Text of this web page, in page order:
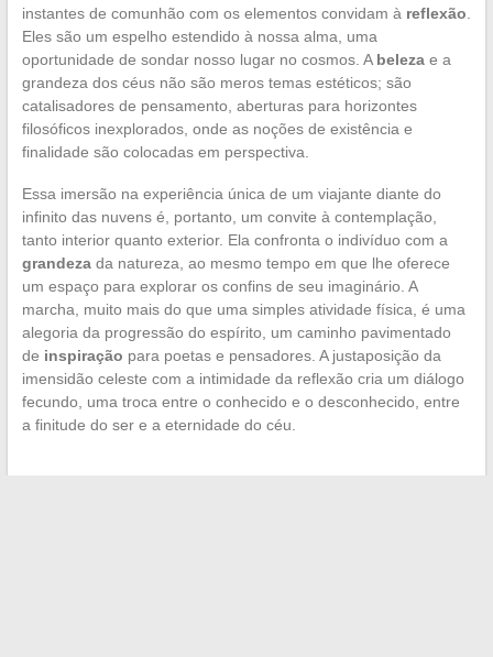
instantes de comunhão com os elementos convidam à reflexão
Eles são um espelho estendido à nossa alma, uma
oportunidade de sondar nosso lugar no cosmos. A belezae a
grandeza dos céus não são meros temas estéticos; são
catalisadores de pensamento, aberturas para horizontes
filosóficos inexplorados, onde as noções de existência e
finalidade são colocadas em perspectiva.
Essa imersão na experiência única de um viajante diante do
infinito das nuvens é, portanto, um convite à contemplação,
tanto interior quanto exterior. Ela confronta o indivíduo com a
grandezada natureza, ao mesmo tempo em que lhe oferece
um espaço para explorar os confins de seu imaginário. A
marcha, muito mais do que uma simples atividade física, é uma
alegoria da progressão do espírito, um caminho pavimentado
de inspiração para poetas e pensadores. A justaposição da
imensidão celeste com a intimidade da reflexão cria um diálogo
fecundo, uma troca entre o conhecido e o desconhecido, entre
a finitude do ser e a eternidade do céu.